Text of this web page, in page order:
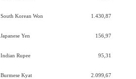
South Korean Won 1.430,87
Japanese Yen 156,97
Indian Rupee 95,31
Burmese Kyat 2.099,67